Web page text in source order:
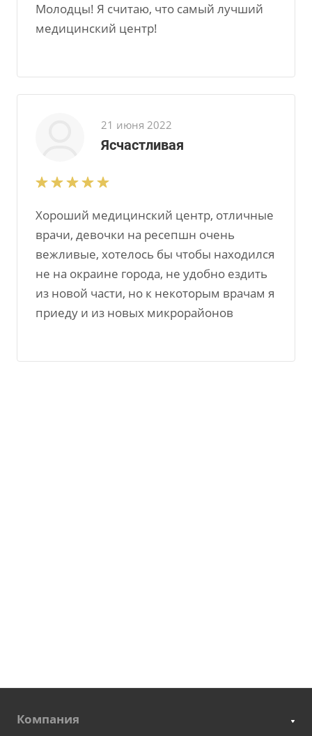
Молодцы! Я считаю, что самый лучший
медицинский центр!
21 июня 2022
Ясчастливая
Хороший медицинский центр, отличные
врачи, девочки на ресепшн очень
вежливые, хотелось бы чтобы находился
не на окраине города, не удобно ездить
из новой части, но к некоторым врачам я
приеду и из новых микрорайонов
Компания